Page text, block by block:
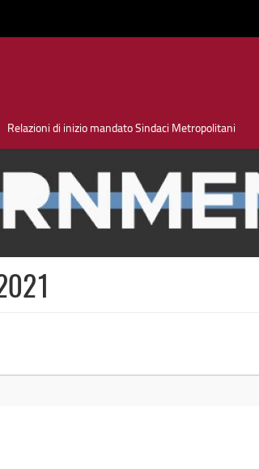
Relazioni di inizio mandato Sindaci Metropolitani